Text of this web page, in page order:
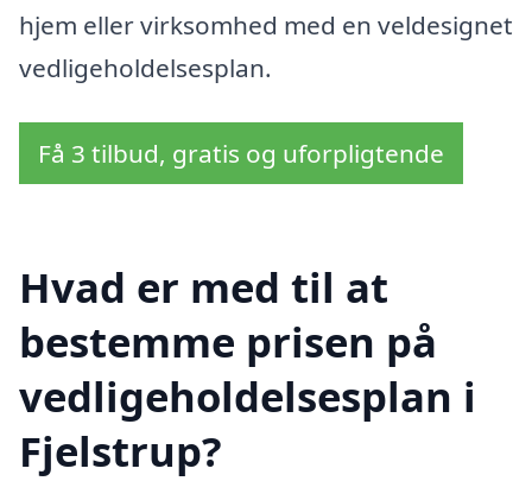
hjem eller virksomhed med en veldesignet
vedligeholdelsesplan.
Få 3 tilbud, gratis og uforpligtende
Hvad er med til at
bestemme prisen på
vedligeholdelsesplan i
Fjelstrup?